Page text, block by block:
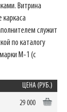
Витрина
каркаса
служит
по каталогу
марки М-1 (с
ЦЕНА (РУБ.)
29 000